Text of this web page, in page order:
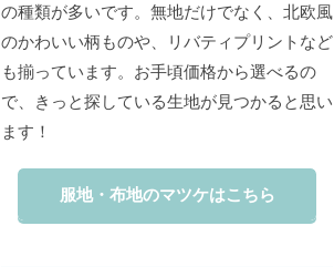
の種類が多いです。無地だけでなく、北欧風
のかわいい柄ものや、リバティプリントなど
も揃っています。お手頃価格から選べるの
で、きっと探している生地が見つかると思い
ます！
服地・布地のマツケはこちら